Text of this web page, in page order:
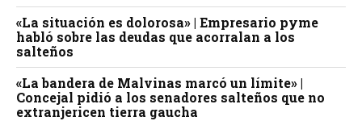
«La situación es dolorosa» | Empresario pyme
habló sobre las deudas que acorralan a los
salteños
«La bandera de Malvinas marcó un límite» |
Concejal pidió a los senadores salteños que no
extranjericen tierra gaucha